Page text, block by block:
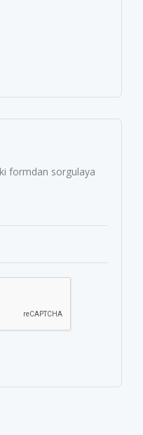
formdan sorgulaya